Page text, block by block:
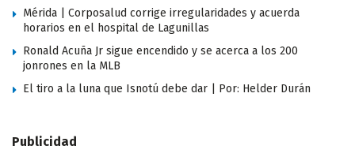
Mérida | Corposalud corrige irregularidades y acuerda
horarios en el hospital de Lagunillas
Ronald Acuña Jr sigue encendido y se acerca a los 200
jonrones en la MLB
El tiro a la luna que Isnotú debe dar | Por: Helder Durán
Publicidad